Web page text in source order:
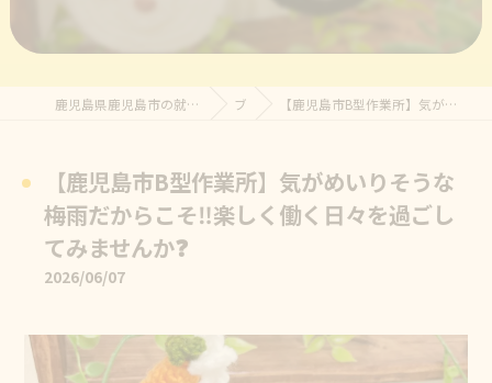
鹿児島県鹿児島市の就労継続支援B型なら就労継続支援B型事業所 なないろ ブログ 【鹿児島市B型作業所】気がめいりそうな梅雨だからこそ‼️楽しく働く日々を過ごしてみませんか❓
【鹿児島市B型作業所】気がめいりそうな
梅雨だからこそ‼️楽しく働く日々を過ごし
てみませんか❓
2026/06/07